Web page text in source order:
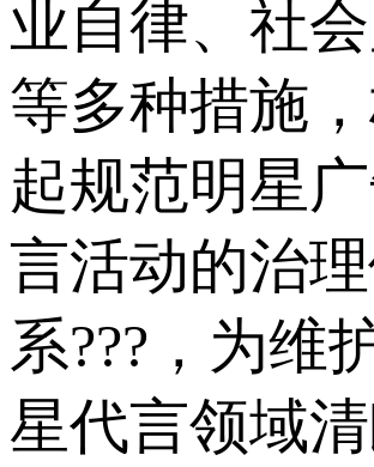
业自律、社
等多种措施
起规范明星
言活动的治
系???，为维
星代言领域